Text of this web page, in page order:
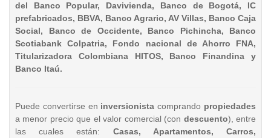
del Banco Popular, Davivienda, Banco de Bogotá, IC
prefabricados, BBVA, Banco Agrario, AV Villas, Banco Caja
Social, Banco de Occidente, Banco Pichincha, Banco
Scotiabank Colpatria, Fondo nacional de Ahorro FNA,
Titularizadora Colombiana HITOS, Banco Finandina y
Banco Itaú.
Puede convertirse en inversionista comprando propiedades
a menor precio que el valor comercial (con descuento), entre
las cuales están: Casas, Apartamentos, Carros,